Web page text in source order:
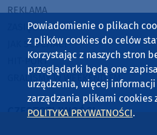
REKLAMA
ZASIĘG
JAK SŁUCHAĆ?
HIT-PORT
GRALIŚMY W WEEKEND FM
CZĘSTOTLIWOŚCI
Powiadomienie o plikach
z plików cookies do celów
Korzystając z naszych stron
przeglądarki będą one
urządzenia, więcej
zarządzania plikami cookies
POLITYKA PRYWATNOŚCI.